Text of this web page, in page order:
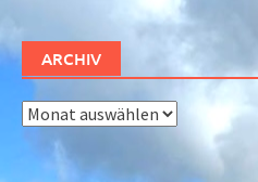
ARCHIV
Archiv